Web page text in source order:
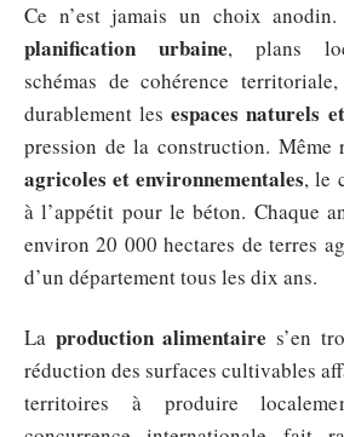
Ce n’est jamais un choix
planification urbaine, plans
schémas de cohérence
durablement lesespaces naturels
pression de la construction. Même
agricoles et environnementales, le
à l’appétit pour le béton. Chaque
environ 20 000 hectares de terres
d’un département tous les dix ans.
La production alimentaire s’en
réduction des surfaces cultivables
territoires à produire